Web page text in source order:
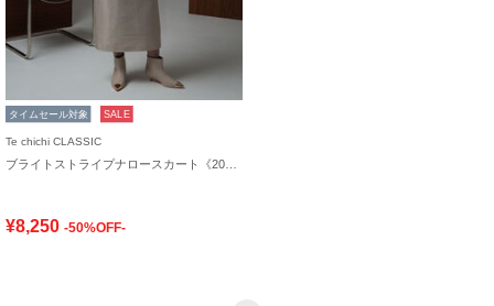
タイムセール対象 SALE
Te chichi CLASSIC
¥8,250 -50%OFF-